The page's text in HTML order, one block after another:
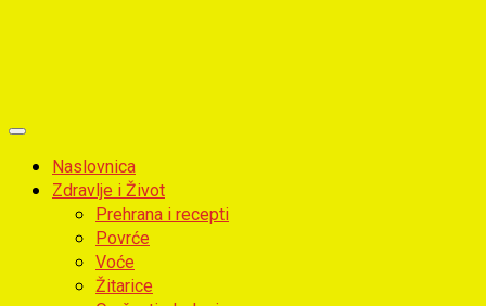
Primary
MenuNaslovnica
Zdravlje i Život
Prehrana i recepti
Povrće
Voće
Žitarice